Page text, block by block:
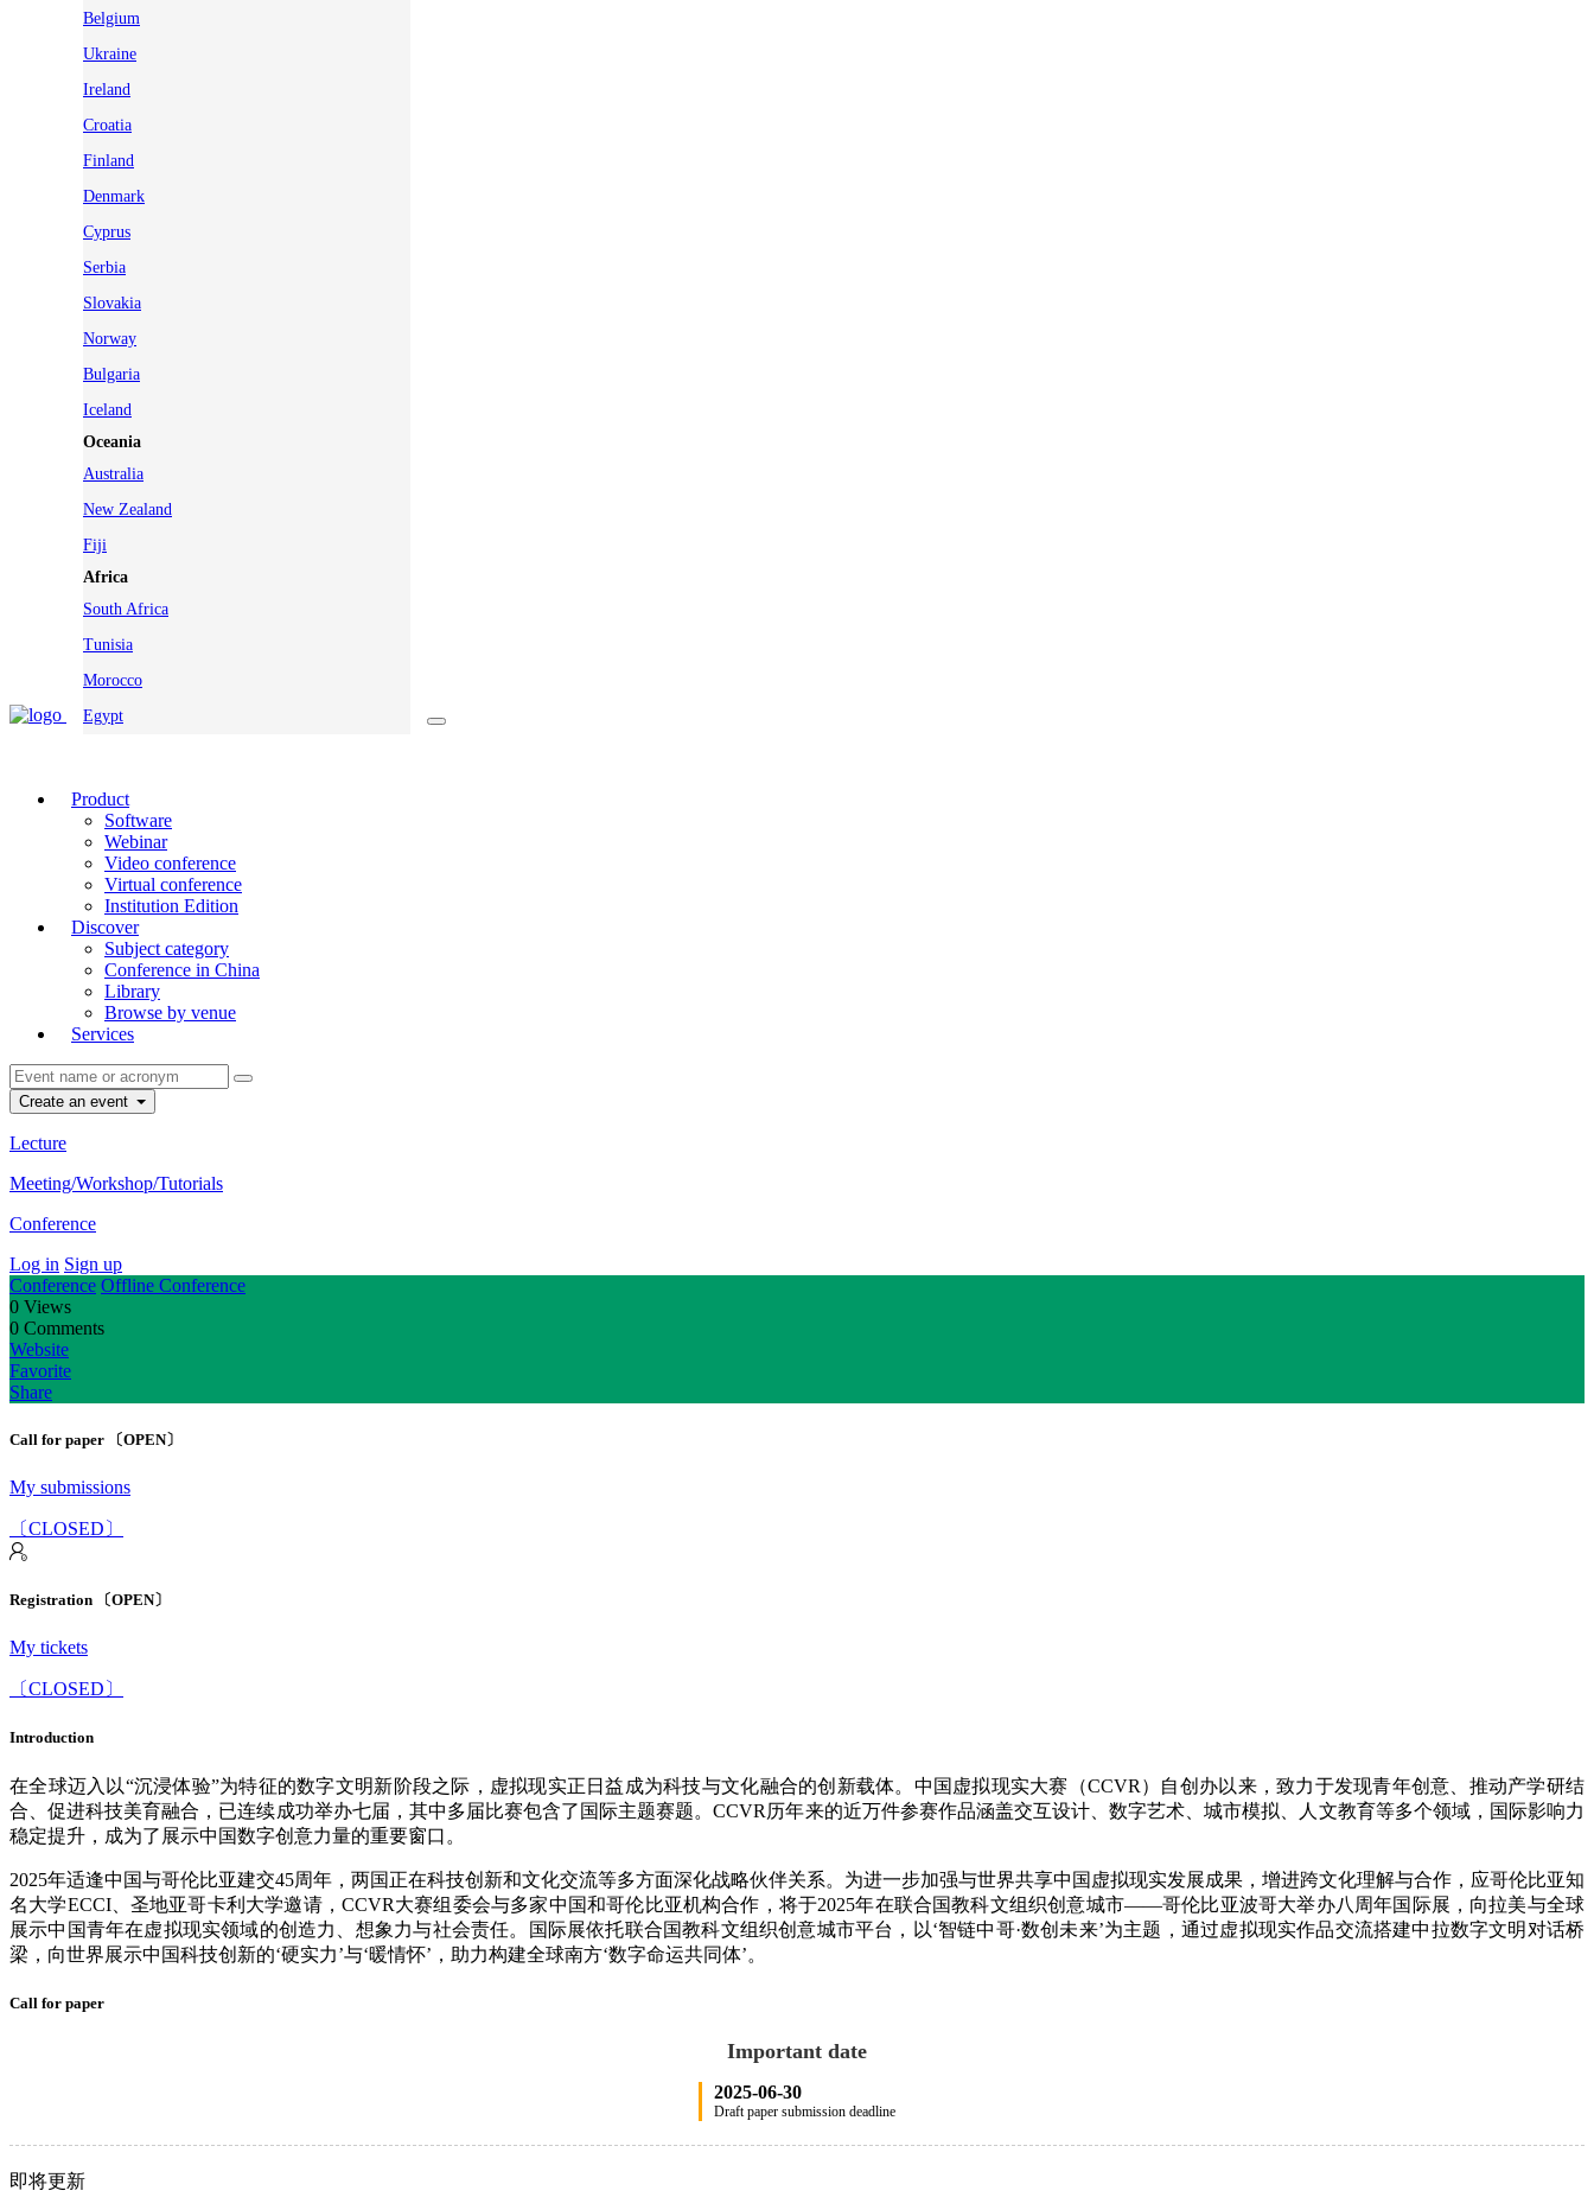
Belgium
Ukraine
Ireland
Croatia
Finland
Denmark
Cyprus
Serbia
Slovakia
Norway
Bulgaria
Iceland
Oceania
Australia
New Zealand
Fiji
Africa
South Africa
Tunisia
Morocco
Egypt
Product
Software
Webinar
Video conference
Virtual conference
Institution Edition
Discover
Subject category
Conference in China
Library
Browse by venue
Services
Create an event
Lecture
Meeting/Workshop/Tutorials
Conference
Log in Sign up
Conference Offline Conference
0 Views
0 Comments
Website
Favorite
Share
Call for paper 〔OPEN〕
My submissions
〔CLOSED〕
Registration 〔OPEN〕
My tickets
〔CLOSED〕
Introduction
在全球迈入以“沉浸体验”为特征的数字文明新阶段之际，虚拟现实正日益成为科技与文化融合的创新载体。中国虚拟现实大赛（CCVR）自创办以来，致力于发现青年创意、推动产学研结
合、促进科技美育融合，已连续成功举办七届，其中多届比赛包含了国际主题赛题。CCVR历年来的近万件参赛作品涵盖交互设计、数字艺术、城市模拟、人文教育等多个领域，国际影响力
稳定提升，成为了展示中国数字创意力量的重要窗口。
2025年适逢中国与哥伦比亚建交45周年，两国正在科技创新和文化交流等多方面深化战略伙伴关系。为进一步加强与世界共享中国虚拟现实发展成果，增进跨文化理解与合作，应哥伦比亚知
名大学ECCI、圣地亚哥卡利大学邀请，CCVR大赛组委会与多家中国和哥伦比亚机构合作，将于2025年在联合国教科文组织创意城市——哥伦比亚波哥大举办八周年国际展，向拉美与全球
展示中国青年在虚拟现实领域的创造力、想象力与社会责任。国际展依托联合国教科文组织创意城市平台，以‘智链中哥·数创未来’为主题，通过虚拟现实作品交流搭建中拉数字文明对话桥
梁，向世界展示中国科技创新的‘硬实力’与‘暖情怀’，助力构建全球南方‘数字命运共同体’。
Call for paper
Important date
2025-06-30
Draft paper submission deadline
即将更新